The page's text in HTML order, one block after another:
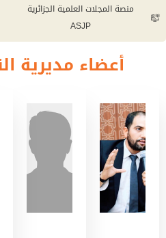
منصة المجلات العلمية الجزائرية
ASJP
أعضاء مديرية